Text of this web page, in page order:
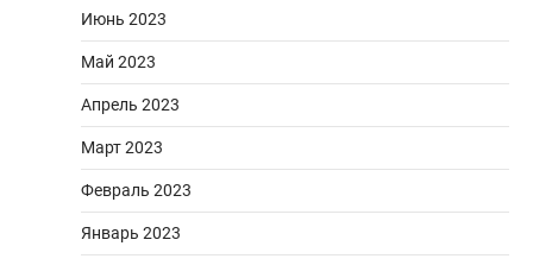
Июнь 2023
Май 2023
Апрель 2023
Март 2023
Февраль 2023
Январь 2023